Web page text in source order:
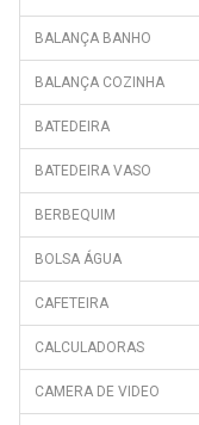
SF1410 ALIZE
SFM1600 MONTREAL
SFM1800 OTTAWA
TF0400
TROPICANO 6V
TW1100
TW1600 HELSINKI
TW1700 OSLO WIFI
BALANÇA BANHO
BALANÇA COZINHA
BATEDEIRA
BATEDEIRA VASO
BERBEQUIM
BOLSA ÁGUA
CAFETEIRA
CALCULADORAS
CAMERA DE VIDEO